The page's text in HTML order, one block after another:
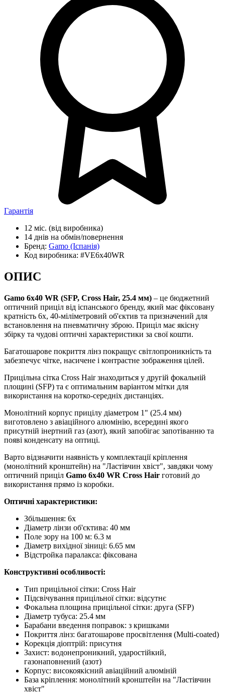
Гарантія
12 міс. (від виробника)
14 днів на обмін/повернення
Бренд: Gamo (Іспанія)
Код виробника: #VE6x40WR
ОПИС
Gamo 6x40 WR (SFP, Cross Hair, 25.4 мм) – це бюджетний
оптичний приціл від іспанського бренду, який має фіксовану
кратність 6х, 40-міліметровий об'єктив та призначений для
встановлення на пневматичну зброю. Приціл має якісну
збірку та чудові оптичні характеристики за свої кошти.
Багатошарове покриття лінз покращує світлопроникність та
забезпечує чітке, насичене і контрастне зображення цілей.
Прицільна сітка Cross Hair знаходиться у другій фокальній
площині (SFP) та є оптимальним варіантом мітки для
використання на коротко-середніх дистанціях.
Монолітний корпус прицілу діаметром 1" (25.4 мм)
виготовлено з авіаційного алюмінію, всередині якого
присутній інертний газ (азот), який запобігає запотіванню та
появі конденсату на оптиці.
Варто відзначити наявність у комплектації кріплення
(монолітний кронштейн) на "Ластівчин хвіст", завдяки чому
оптичний приціл Gamo 6x40 WR Cross Hair готовий до
використання прямо із коробки.
Оптичні характеристики:
Збільшення: 6x
Діаметр лінзи об'єктива: 40 мм
Поле зору на 100 м: 6.3 м
Діаметр вихідної зіниці: 6.65 мм
Відстройка паралакса: фіксована
Конструктивні особливості:
Тип прицільної сітки: Cross Hair
Підсвічування прицільної сітки: відсутнє
Фокальна площина прицільної сітки: друга (SFP)
Діаметр тубуса: 25.4 мм
Барабани введення поправок: з кришками
Покриття лінз: багатошарове просвітлення (Multi-coated)
Корекція діоптрій: присутня
Захист: водонепроникний, ударостійкий,
газонаповнений (азот)
Корпус: високоякісний авіаційний алюміній
База кріплення: монолітний кронштейн на "Ластівчин
хвіст"